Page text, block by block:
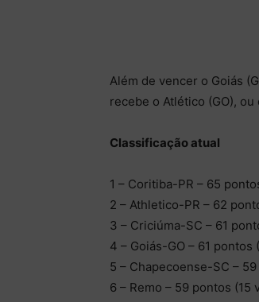
Além de vencer o Goiás
recebe o Atlético (GO),
Classificação atual
1 – Coritiba-PR – 65
2 – Athletico-PR – 62
3 – Criciúma-SC – 61
4 – Goiás-GO – 61 pontos
5 – Chapecoense-SC –
6 – Remo – 59 pontos (15